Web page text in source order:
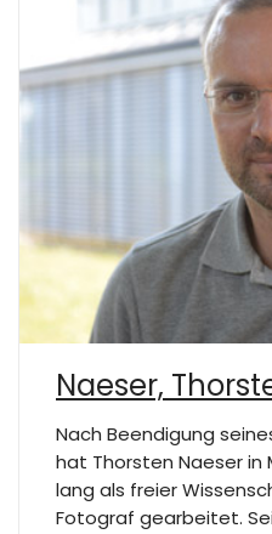
Naeser,
Nach Beendigung
hat Thorsten Naeser in
lang als freier
Fotograf gearbeitet.